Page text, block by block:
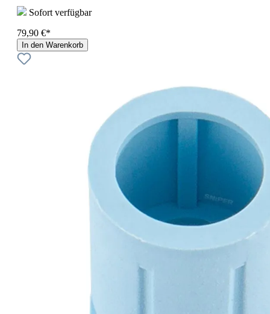
Sofort verfügbar
79,90 €*
In den Warenkorb